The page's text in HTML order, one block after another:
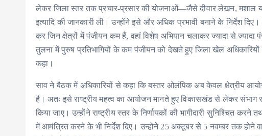
लेकर जिला स्तर तक प्रचार-प्रसार की योजनाओं—जैसे दीवार लेखन, मशाल
इत्यादि की जानकारी ली। उन्होंने इसे और अधिक प्रभावी बनाने के निर्देश
कर जिन क्षेत्रों में पंजीयन कम हैं, वहां विशेष अभियान चलाकर ज्यादा से ज्यादा
तुलना में पुरुष प्रतिभागियों के कम पंजीयन को देखते हुए जिला खेल अधिकारियों
कहा।
साव ने बैठक में अधिकारियों से कहा कि बस्तर ओलंपिक अब केवल क्षेत्रीय
है। अतः इसे राष्ट्रीय महत्व का आयोजन मानते हुए विकासखंड से लेकर
किया जाए। उन्होंने राष्ट्रीय स्तर के निर्णायकों की भागीदारी सुनिश्चित करने
में आमंत्रित करने के भी निर्देश दिए। उन्होंने 25 अक्टूबर से 5 नवम्बर तक